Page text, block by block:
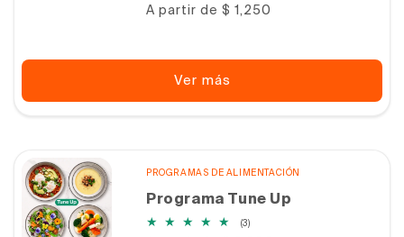
totales
Precio
A partir de $ 1,250
Ver más
PROGRAMAS DE ALIMENTACIÓN
Programa Tune Up
(3)3